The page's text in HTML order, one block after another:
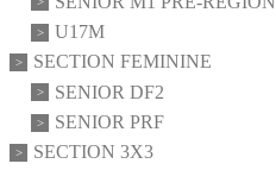
U17M
SECTION FEMININE
SENIOR DF2
SENIOR PRF
SECTION 3X3